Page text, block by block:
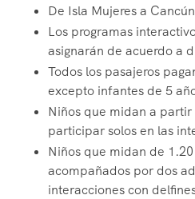
De Isla Mujeres a
Los programas
asignarán de acuerdo a
Todos los pasajeros
excepto infantes de 5
Niños que midan a
participar solos en las
Niños que midan de
acompañados por dos
interacciones con